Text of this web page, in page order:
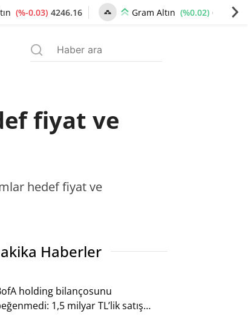
(%-0.03) 4246.16 Gram Altın (%0.02) 6497.68
fiyat ve
hedef fiyat ve
Haberler
holding bilançosunu
1,5 milyar TL’lik satış